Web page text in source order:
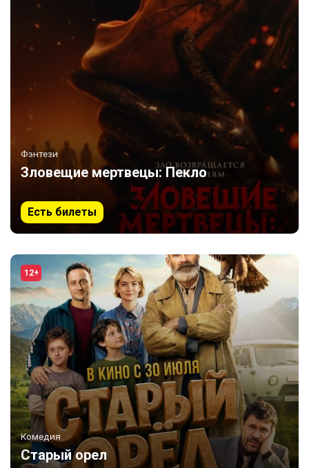
Фэнтези
Зловещие мертвецы: Пекло
Есть билеты
12+
Комедия
Старый орел